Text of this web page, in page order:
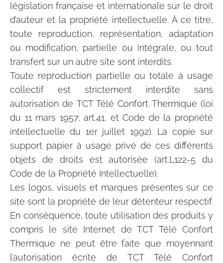
législation française et internationale sur le droit
d’auteur et la propriété intellectuelle. À ce titre,
toute reproduction, représentation, adaptation
ou modification, partielle ou intégrale, ou tout
transfert sur un autre site sont interdits.
Toute reproduction partielle ou totale à usage
collectif est strictement interdite sans
autorisation de TCT Télé Confort Thermique (loi
du 11 mars 1957, art.41, et Code de la propriété
intellectuelle du 1er juillet 1992). La copie sur
support papier à usage privé de ces différents
objets de droits est autorisée (art.L122-5 du
Code de la Propriété Intellectuelle).
Les logos, visuels et marques présentes sur ce
site sont la propriété de leur détenteur respectif.
En conséquence, toute utilisation des produits y
compris le site Internet de TCT Télé Confort
Thermique ne peut être faite que moyennant
l’autorisation écrite de TCT Télé Confort